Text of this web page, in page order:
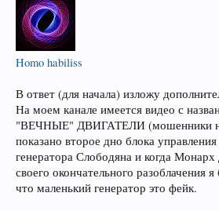
Homo habiliss
В ответ (для начала) изложу
На моем канале имеется видео с
"ВЕЧНЫЕ" ДВИГАТЕЛИ (мошенники
показано второе дно блока
генератора Слободяна и когда
своего окончательного разоблачения
что маленький генератор это фейк.